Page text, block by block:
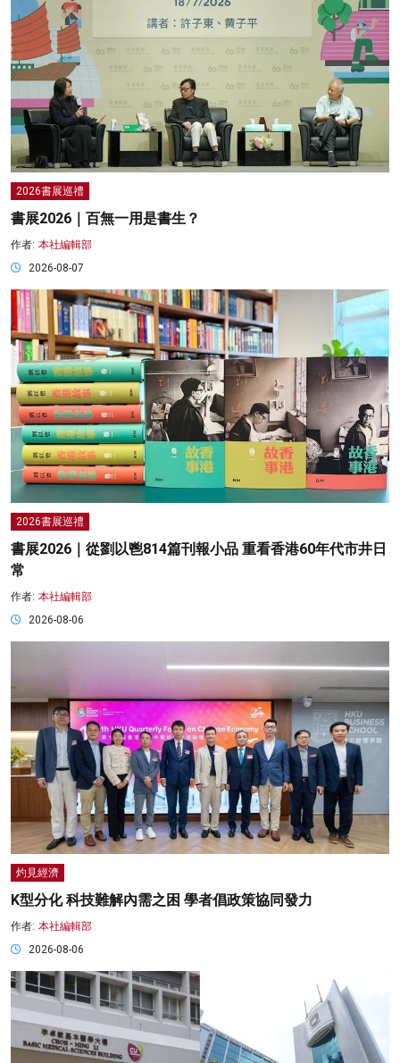
2026書展巡禮
書展2026｜百無一用是書生？
作者: 本社編輯部
2026-08-07
2026書展巡禮
書展2026｜從劉以鬯814篇刊報小品 重看香港60年代市井日
常
作者: 本社編輯部
2026-08-06
灼見經濟
K型分化 科技難解內需之困 學者倡政策協同發力
作者: 本社編輯部
2026-08-06